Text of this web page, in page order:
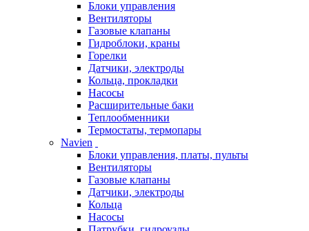
Блоки управления
Вентиляторы
Газовые клапаны
Гидроблоки, краны
Горелки
Датчики, электроды
Кольца, прокладки
Насосы
Расширительные баки
Теплообменники
Термостаты, термопары
Navien
Блоки управления, платы, пульты
Вентиляторы
Газовые клапаны
Датчики, электроды
Кольца
Насосы